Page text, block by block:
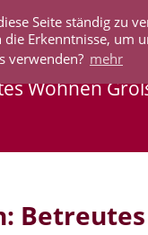
Seite ständig zu
Erkenntnisse, um
verwenden? mehr
IMMOBILIEN
Wohnen